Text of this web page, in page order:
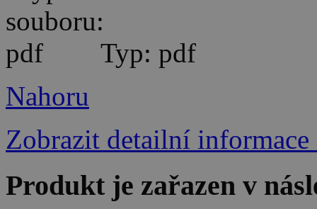
Typ: pdf
Nahoru
Zobrazit detailní informace
Produkt je zařazen v